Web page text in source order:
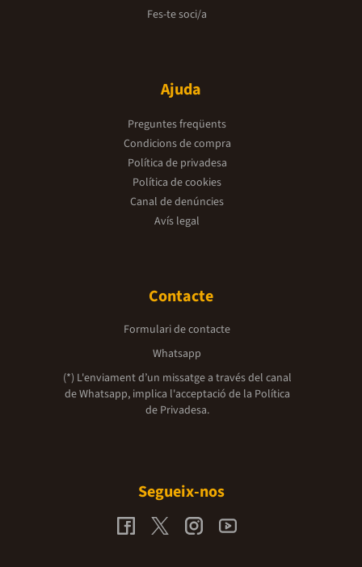
Fes-te soci/a
Ajuda
Preguntes freqüents
Condicions de compra
Política de privadesa
Política de cookies
Canal de denúncies
Avís legal
Contacte
Formulari de contacte
Whatsapp
(*) L'enviament d’un missatge a través del canal
de Whatsapp, implica l'acceptació de la Política
de Privadesa.
Segueix-nos